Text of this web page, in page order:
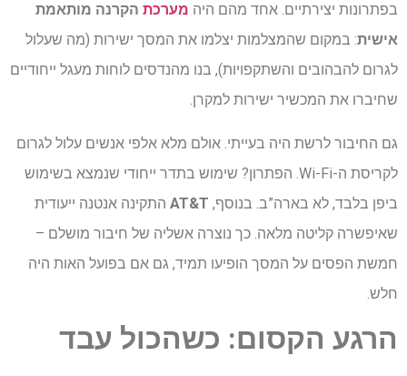
בפתרונות יצירתיים. אחד מהם היה מערכת הקרנה מותאמת
אישית: במקום שהמצלמות יצלמו את המסך ישירות (מה שעלול
לגרום להבהובים והשתקפויות), בנו מהנדסים לוחות מעגל ייחודיים
שחיברו את המכשיר ישירות למקרן.
גם החיבור לרשת היה בעייתי. אולם מלא אלפי אנשים עלול לגרום
לקריסת ה-Wi-Fi. הפתרון? שימוש בתדר ייחודי שנמצא בשימוש
ביפן בלבד, לא בארה”ב. בנוסף, AT&T התקינה אנטנה ייעודית
שאיפשרה קליטה מלאה. כך נוצרה אשליה של חיבור מושלם –
חמשת הפסים על המסך הופיעו תמיד, גם אם בפועל האות היה
חלש.
הרגע הקסום: כשהכול עבד